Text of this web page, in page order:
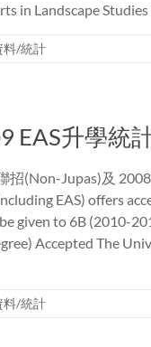
in Landscape
料/統計
EAS升學統
(Non-Jupas)及
EAS) offers
given to 6B (2010-
Accepted The
料/統計